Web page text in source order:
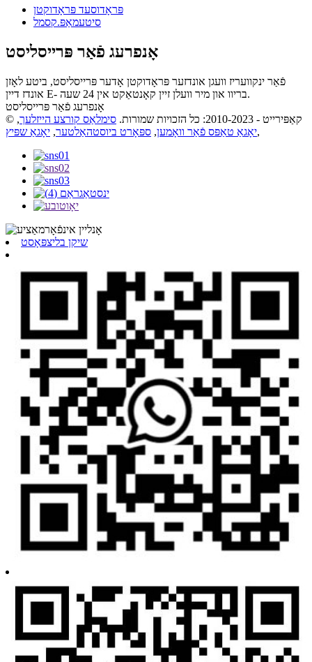
פּראָדוסעד פּראָדוקטן
סיטעמאַפּ.קסמל
אָנפרעג פֿאַר פּרייסליסט
פֿאַר ינקוועריז וועגן אונדזער פּראָדוקטן אָדער פּרייסליסט, ביטע לאָזן
אונדז דיין E- בריוו און מיר וועלן זיין קאָנטאַקט אין 24 שעה.
אָנפרעג פֿאַר פּרייסליסט
© קאַפּירייט - 2010-2023: כל הזכויות שמורות.
סימלאַס קורצע הייזלעך,
יאָגאַ טאַפּס פֿאַר וואָמען, ספּאָרט ביוסטהאַלטער, יאָגאַ שפּיץ ,
שיקן בליצפּאָסט